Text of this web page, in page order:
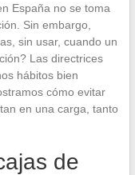
España no se toma
Sin embargo,
sin usar, cuando un
Las directrices
hábitos bien
cómo evitar
en una carga, tanto
de